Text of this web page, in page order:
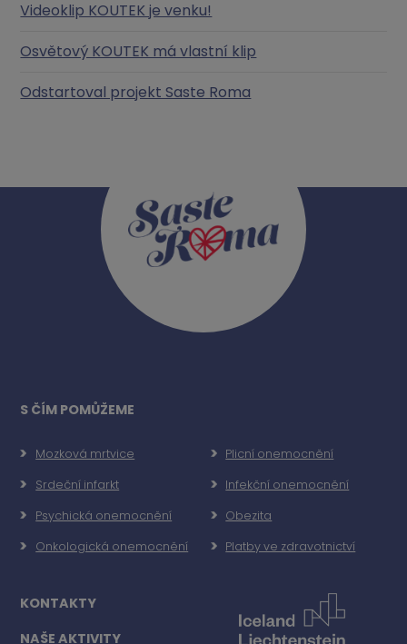
Videoklip KOUTEK je venku!
Osvětový KOUTEK má vlastní klip
Odstartoval projekt Saste Roma
S ČÍM POMŮŽEME
Mozková mrtvice
Srdeční infarkt
Psychická onemocnění
Onkologická onemocnění
Plicní onemocnění
Infekční onemocnění
Obezita
Platby ve zdravotnictví
KONTAKTY
NAŠE AKTIVITY